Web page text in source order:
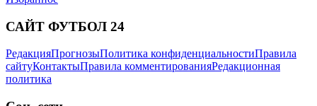
САЙТ ФУТБОЛ 24
РедакцияПрогнозыПолитика конфиденциальностиПравила
сайтуКонтактыПравила комментированияРедакционная
политика